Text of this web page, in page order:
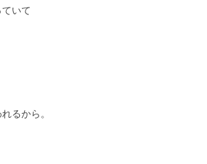
いて
るから。